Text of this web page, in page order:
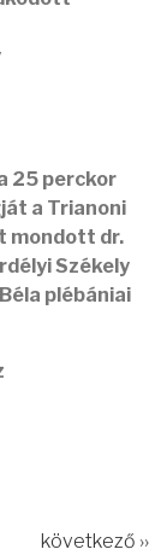
25 perckor
a Trianoni
mondott dr.
Székely
plébániai
következő ››